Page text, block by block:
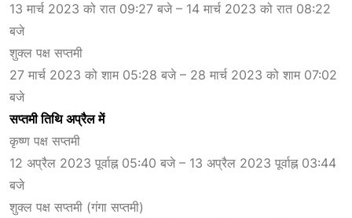
13 मार्च 2023 को रात 09:27 बजे – 14 मार्च 2023 को रात 08:22
बजे
शुक्ल पक्ष सप्तमी
27 मार्च 2023 को शाम 05:28 बजे – 28 मार्च 2023 को शाम 07:02
बजे
सप्तमी तिथि अप्रैल में
कृष्ण पक्ष सप्तमी
12 अप्रैल 2023 पूर्वाह्न 05:40 बजे – 13 अप्रैल 2023 पूर्वाह्न 03:44
बजे
शुक्ल पक्ष सप्तमी (गंगा सप्तमी)